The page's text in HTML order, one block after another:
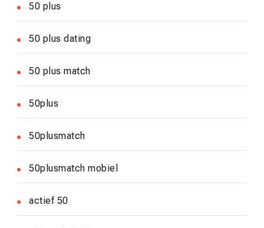
50 plus
50 plus dating
50 plus match
50plus
50plusmatch
50plusmatch mobiel
actief 50